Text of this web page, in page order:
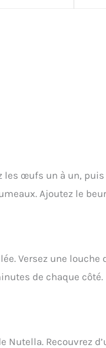
les œufs un à un,
Ajoutez le
Versez une louche
de chaque côté.
Nutella. Recouvrez